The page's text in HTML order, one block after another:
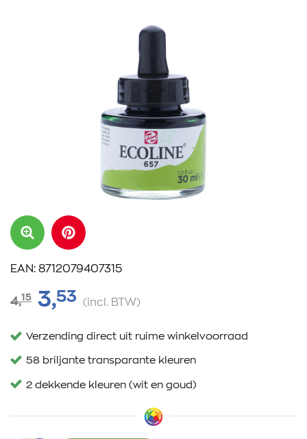
EAN: 8712079407315
4,15 3,53 (incl. BTW)
Verzending direct uit ruime winkelvoorraad
58 briljante transparante kleuren
2 dekkende kleuren (wit en goud)